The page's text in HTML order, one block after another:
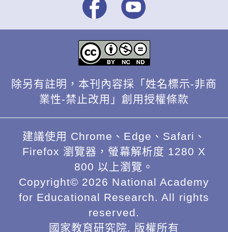
除另有註明，本刊內容採「姓名標示-非商
業性-禁止改用」創用授權條款
建議使用 Chrome、Edge、Safari、
Firefox 瀏覽器，螢幕解析度 1280 X
800 以上瀏覽。
Copyright© 2026 National Academy
for Educational Research. All rights
reserved.
國家教育研究院. 版權所有